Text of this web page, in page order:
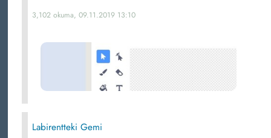
3,102 okuma, 09.11.2019 13:10
Labirentteki Gemi